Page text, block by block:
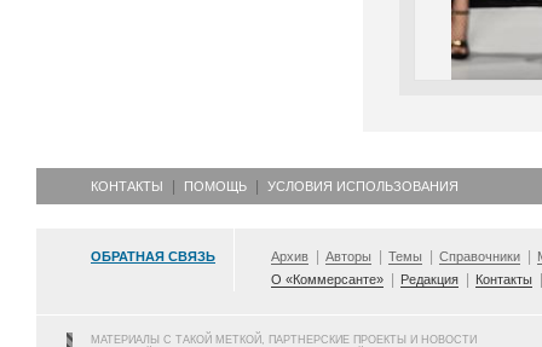
КОНТАКТЫ ПОМОЩЬ УСЛОВИЯ ИСПОЛЬЗОВАНИЯ
ОБРАТНАЯ СВЯЗЬ Архив Авторы Темы Справочники
О «Коммерсанте»
Редакция Контакты
МАТЕРИАЛЫ С ТАКОЙ МЕТКОЙ, ПАРТНЕРСКИЕ ПРОЕКТЫ И НОВОСТИ